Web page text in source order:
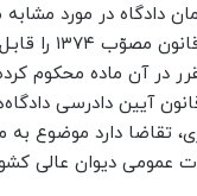
در مورد مشابه
نکرده، بلکه
در آن ماده محکوم
اجرای ماده ۲۷۰ قانون آیین
تقاضا دارد موضوع
عمومی دیوان عالی